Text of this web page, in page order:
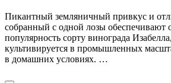
Пикантный земляничный привкус и
собранный с одной лозы обеспечивают
популярность сорту винограда
культивируется в промышленных
в домашних условиях. …